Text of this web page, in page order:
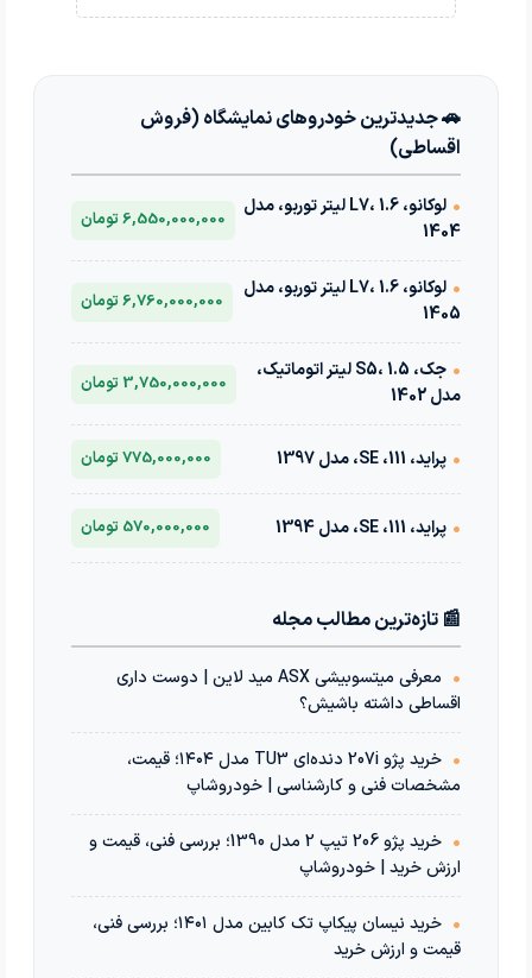
🚗 جدیدترین خودروهای نمایشگاه (فروش
اقساطی)
•
لوکانو، L7، 1.6 لیتر توربو، مدل
1404
6,550,000,000 تومان
•
لوکانو، L7، 1.6 لیتر توربو، مدل
1405
6,760,000,000 تومان
•
جک، S5، 1.5 لیتر اتوماتیک،
مدل 1402
3,750,000,000 تومان
• پراید، 111، SE، مدل 1397 775,000,000 تومان
• پراید، 111، SE، مدل 1394 570,000,000 تومان
📰 تازه‌ترین مطالب مجله
•
معرفی میتسوبیشی ASX مید لاین | دوست داری
اقساطی داشته باشیش؟
•
خرید پژو 207i دنده‌ای TU3 مدل ۱۴۰۴؛ قیمت،
مشخصات فنی و کارشناسی | خودروشاپ
•
خرید پژو 206 تیپ 2 مدل 1390؛ بررسی فنی، قیمت و
ارزش خرید | خودروشاپ
•
خرید نیسان پیکاپ تک کابین مدل ۱۴۰۱؛ بررسی فنی،
قیمت و ارزش خرید